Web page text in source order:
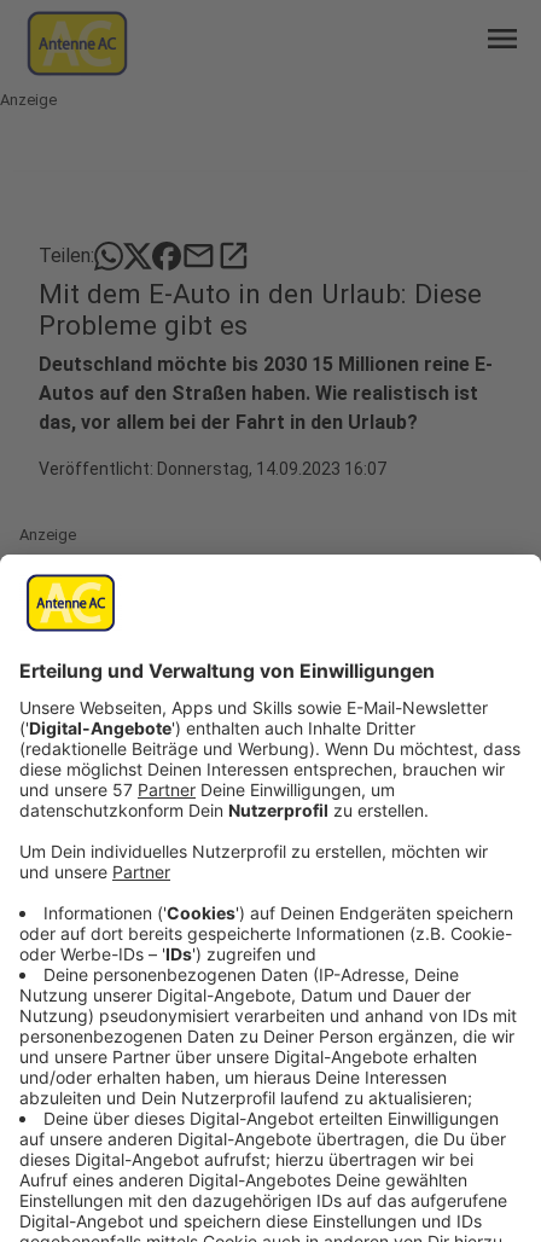
menu
Anzeige
Teilen: mailopen_in_new
Mit dem E-Auto in den Urlaub: Diese
Probleme gibt es
Deutschland möchte bis 2030 15 Millionen reine E-
Autos auf den Straßen haben. Wie realistisch ist
das, vor allem bei der Fahrt in den Urlaub?
Veröffentlicht: Donnerstag, 14.09.2023 16:07
Anzeige
Viele Bürgerinnen und Bürger machen einen
damit gut in den Urlaub fahren kann. Das sagt uns der
Chef der nationalen Leistelle "Lade-Infrastruktur",
Johannes Pallasch. Es geht aber nicht nur um die
Anreise als solche, sondern, noch viel wichtiger, darum,
das E-Auto vor Ort auch laden zu können.
Anzeige
Es fehlt an Ladestationen in touristischen
Orten
Anzeige
Urlaubsorte werden klassischerweise zu bestimmten
Zeiten häufiger besucht. Skiresorts eher im Winter,
Küstenorte dann im Sommer. Viele Ladesäulen haben
oft also nur zu Stoßzeiten eine hohe Nachfrage, wobei
sie dann in anderen Jahresabschnitten zum Teil sogar
ungenutzt bleiben. Wenn zur Hochsaison sowohl